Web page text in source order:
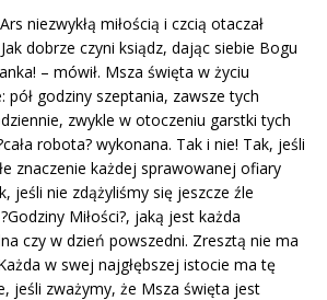
niezwykłą miłością i czcią otaczał
dobrze czyni ksiądz, dając siebie Bogu
– mówił. Msza święta w życiu
pół godziny szeptania, zawsze tych
zwykle w otoczeniu garstki tych
robota? wykonana. Tak i nie! Tak, jeśli
znaczenie każdej sprawowanej ofiary
jeśli nie zdążyliśmy się jeszcze źle
Miłości?, jaką jest każda
czy w dzień powszedni. Zresztą nie ma
w swej najgłębszej istocie ma tę
jeśli zważymy, że Msza święta jest